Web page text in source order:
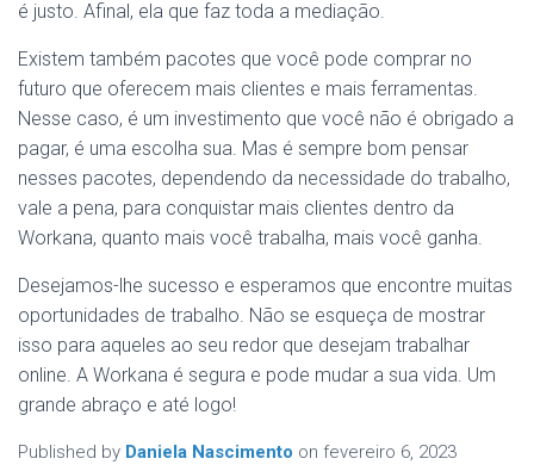
é justo. Afinal, ela que faz toda a mediação.
Existem também pacotes que você pode comprar no
futuro que oferecem mais clientes e mais ferramentas.
Nesse caso, é um investimento que você não é obrigado a
pagar, é uma escolha sua. Mas é sempre bom pensar
nesses pacotes, dependendo da necessidade do trabalho,
vale a pena, para conquistar mais clientes dentro da
Workana, quanto mais você trabalha, mais você ganha.
Desejamos-lhe sucesso e esperamos que encontre muitas
oportunidades de trabalho. Não se esqueça de mostrar
isso para aqueles ao seu redor que desejam trabalhar
online. A Workana é segura e pode mudar a sua vida. Um
grande abraço e até logo!
Published by Daniela Nascimento on fevereiro 6, 2023